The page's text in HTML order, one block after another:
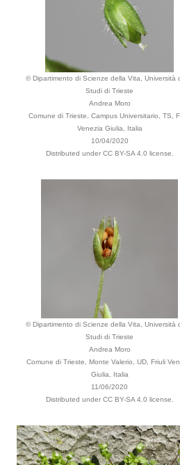
© Dipartimento di Scienze della Vita, Università
Studi di Trieste
Andrea Moro
Comune di Trieste, Campus Universitario, TS,
Venezia Giulia, Italia
10/04/2020
Distributed under CC BY-SA 4.0 license.
© Dipartimento di Scienze della Vita, Università
Studi di Trieste
Andrea Moro
Comune di Trieste, Monte Valerio, UD, Friuli
Giulia, Italia
11/06/2020
Distributed under CC BY-SA 4.0 license.